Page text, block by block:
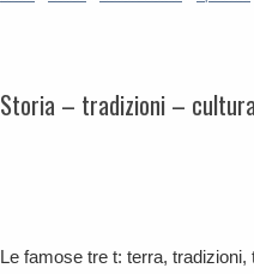
Storia – tradizioni –
Le famose tre t: terra,